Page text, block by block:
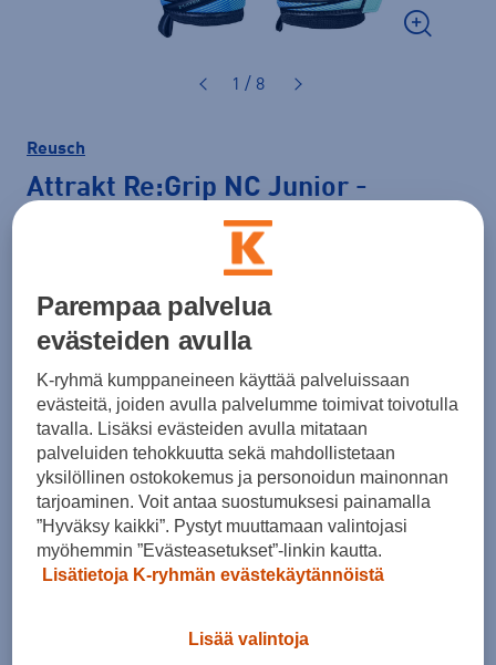
1 / 8
Reusch
Attrakt Re:Grip NC Junior -
maalivahdin hanska
Koko
4 5 6 7
Lisää ostoskoriin
Parempaa palvelua
evästeiden avulla
K-ryhmä kumppaneineen käyttää palveluissaan
evästeitä, joiden avulla palvelumme toimivat toivotulla
tavalla. Lisäksi evästeiden avulla mitataan
palveluiden tehokkuutta sekä mahdollistetaan
yksilöllinen ostokokemus ja personoidun mainonnan
tarjoaminen. Voit antaa suostumuksesi painamalla
”Hyväksy kaikki”. Pystyt muuttamaan valintojasi
myöhemmin ”Evästeasetukset”-linkin kautta.
Lisätietoja K-ryhmän evästekäytännöistä
Lisää valintoja